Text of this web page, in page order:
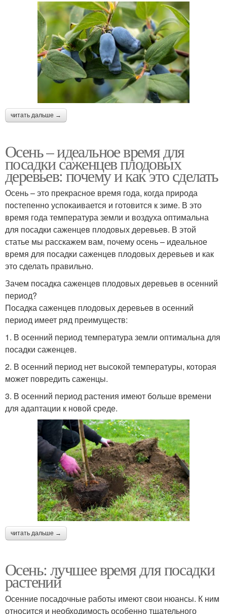
читать дальше →
Осень – идеальное время для
посадки саженцев плодовых
деревьев: почему и как это сделать
Осень – это прекрасное время года, когда природа
постепенно успокаивается и готовится к зиме. В это
время года температура земли и воздуха оптимальна
для посадки саженцев плодовых деревьев. В этой
статье мы расскажем вам, почему осень – идеальное
время для посадки саженцев плодовых деревьев и как
это сделать правильно.
Зачем посадка саженцев плодовых деревьев в осенний
период?
Посадка саженцев плодовых деревьев в осенний
период имеет ряд преимуществ:
1. В осенний период температура земли оптимальна для
посадки саженцев.
2. В осенний период нет высокой температуры, которая
может повредить саженцы.
3. В осенний период растения имеют больше времени
для адаптации к новой среде.
читать дальше →
Осень: лучшее время для посадки
растений
Осенние посадочные работы имеют свои нюансы. К ним
относится и необходимость особенно тщательного